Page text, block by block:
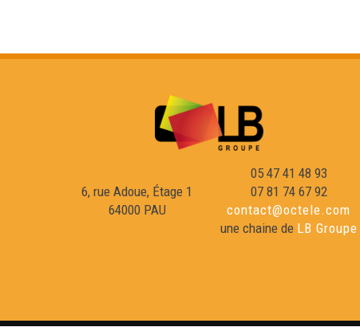
6, rue Adoue, Étage 1
64000 PAU
05 47 41 48 93
07 81 74 67 92
contact@octele.com
une chaine de LB Groupe